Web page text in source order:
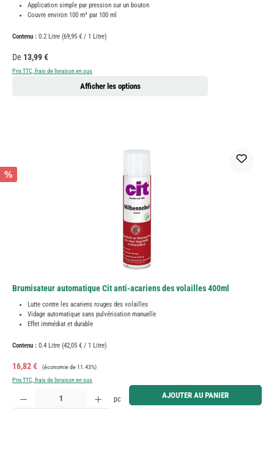
Application simple par pression sur un bouton
Couvre environ 100 m³ par 100 ml
Contenu : 0.2 Litre (69,95 € / 1 Litre)
Prix régulier :
De 13,99 €
Prix TTC, frais de livraison en sus
Afficher les options
%
Brumisateur automatique Cit anti-acariens des volailles 400ml
Lutte contre les acariens rouges des volailles
Vidage automatique sans pulvérisation manuelle
Effet immédiat et durable
Contenu : 0.4 Litre (42,05 € / 1 Litre)
Prix de vente :
16,82 € Prix régulier :
(économie de 11.43%)
Prix TTC, frais de livraison en sus
Quantité de produit : Entrez la quantité souhaitée ou utilisez les boutons pour augmenter ou
pc AJOUTER AU PANIER